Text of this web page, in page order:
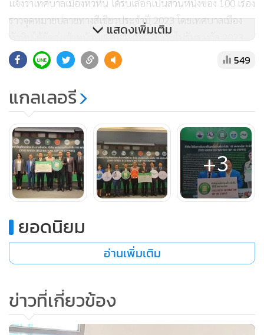
แจ้งว่าเทศบาลเมืองหัวหิน ได้รับเลือกเป็นส่วนหนึ่งของ 100 เรื่อง
ราวจุดหมายปลายทางสีเขียวประจำปี 2023 โดยเทศบาลเมือง
หัวหินได้จัดส่งเจ้าหน้าที่เทศบาลเมืองหัวหินไปรับรางวัล 2023
Green Destinations Top 100 ที่เมืองทาลินน์ ประเทศเอสโต
เนีย โดยตระหนักถึงความพยายามในการท่องเที่ยวอย่างรับผิด
ชอบและการนำเสนอที่โดดเด่น นับเป็นความภาคภูมิใจของเมือง
หัวหิน ซึ่งที่ผ่านมาได้สร้างผลงานปรับปรุงเมืองหัวหินให้เกิด
ความเป็นระเบียบทางด้านมลพิษสิ่งแวดล้อม โดยมีโรงเรียน
เทศบาลบ้านบ่อฝ้าย เป็นโมเดลต้นแบบในการดำเนินงานในเรื่อง
ของการจัดการขยะ รวมทั้งการจัดการอนุรักษ์ทรัพยากรสัตว์น้ำ
ของชุมชนชาวประมงพื้นบ้าน ซึ่งมีธนาคารปูม้าบ้านเขาตะเกียบ
มีการปล่อยลูกปูม้าคืนสู่ท้องทะเลต่อเนื่องหลายปีที่ผ่านมา รวม
ปล่อยลูกปูม้าอย่างต่อเนื่อง ซึ่งเทศบาลเมืองหัวหินมีการพัฒนา
เมืองหัวหินในภาพรวม จนได้รับรางวัลเมืองหัวหินแหล่งท่องเที่ยว
ยั่งยืน 100 แห่งของโลก
ด้านนายอรรถพล กล่าวว่า เมื่อมีการส่งมอบรางวัลดังกล่าวให้
ทางการท่องเที่ยวฯ จะดำเนินการในเรื่องของรางวัลที่หัวหินได้รับ
ให้สำนักงานการท่องเที่ยวแห่งประเทศไทย สถานทูต 30 แห่งใน
แสดงเพิ่มเติม
549
แกลเลอรี
+3
ยอดนิยม
อ่านเพิ่มเติม
ข่าวที่เกี่ยวข้อง